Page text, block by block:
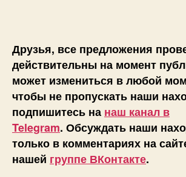
Друзья, все предложения
действительны на момент
может измениться в любой
чтобы не пропускать наши
подпишитесь на наш канал в
Telegram. Обсуждать наши
только в комментариях на
нашей группе ВКонтакте.